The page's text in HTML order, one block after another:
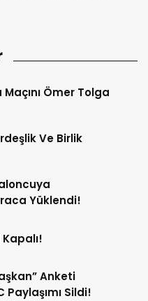
Ömer Tolga
Ve Birlik
Yüklendi!
Anketi
Paylaşımı Sildi!